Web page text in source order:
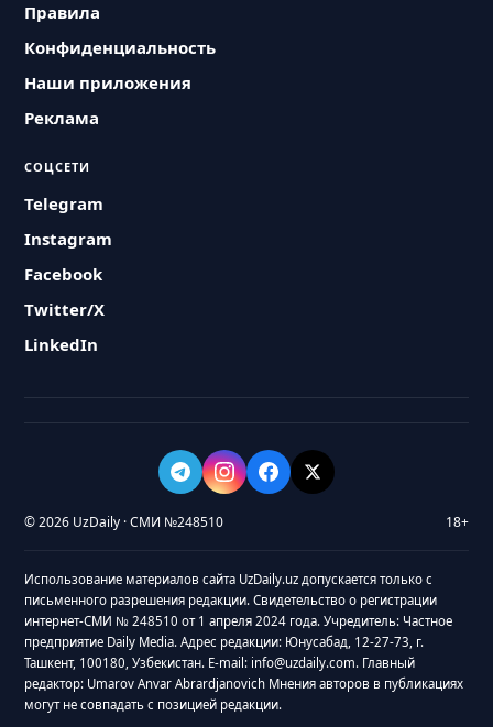
Правила
Конфиденциальность
Наши приложения
Реклама
СОЦСЕТИ
Telegram
Instagram
Facebook
Twitter/X
LinkedIn
© 2026 UzDaily · СМИ №248510 18+
Использование материалов сайта UzDaily.uz допускается только с
письменного разрешения редакции. Свидетельство о регистрации
интернет-СМИ № 248510 от 1 апреля 2024 года. Учредитель: Частное
предприятие Daily Media. Адрес редакции: Юнусабад, 12-27-73, г.
Ташкент, 100180, Узбекистан. E-mail: info@uzdaily.com. Главный
редактор: Umarov Anvar Abrardjanovich Мнения авторов в публикациях
могут не совпадать с позицией редакции.